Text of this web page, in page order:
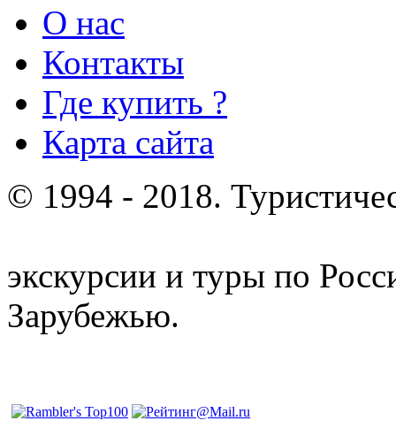
О нас
Контакты
Где купить ?
Карта сайта
© 1994 - 2018.
экскурсии и туры по
Зарубежью.